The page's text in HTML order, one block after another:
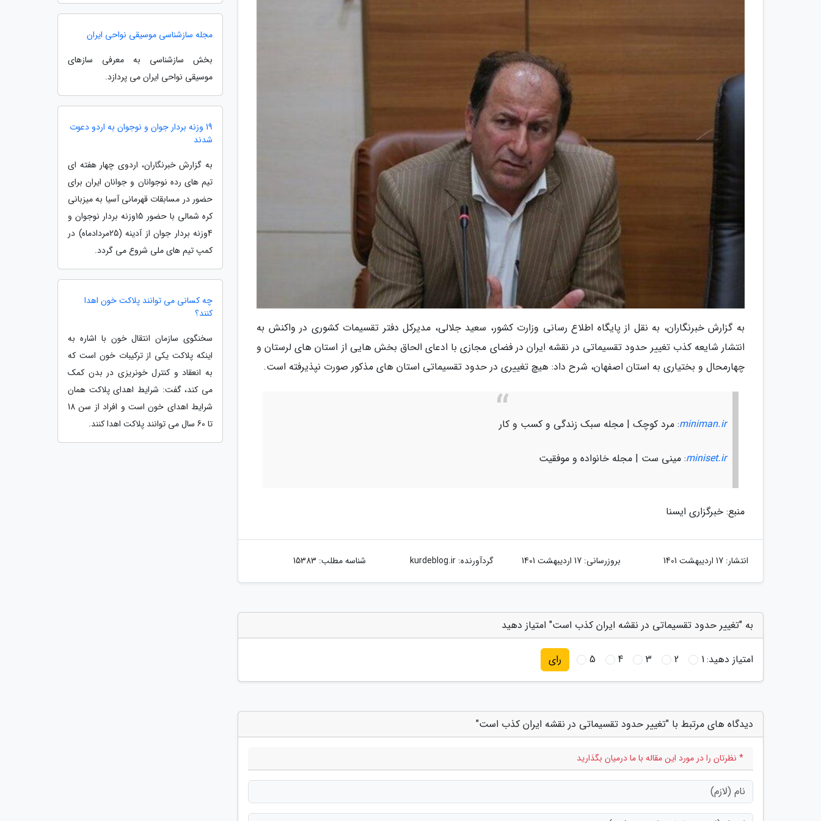
به گزارش خبرنگاران، به نقل از پایگاه اطلاع رسانی وزارت کشور، سعید جلالی، مدیرکل دفتر تقسیمات کشوری در واکنش به
انتشار شایعه کذب تغییر حدود تقسیماتی در نقشه ایران در فضای مجازی با ادعای الحاق بخش هایی از استان های لرستان و
چهارمحال و بختیاری به استان اصفهان، شرح داد: هیچ تغییری در حدود تقسیماتی استان های مذکور صورت نپذیرفته است.
miniman.ir: مرد کوچک | مجله سبک زندگی و کسب و کار
miniset.ir: مینی ست | مجله خانواده و موفقیت
منبع: خبرگزاری ایسنا
انتشار: 17 اردیبهشت 1401 بروزرسانی: 17 اردیبهشت 1401 گردآورنده:kurdeblog.ir شناسه مطلب: 15383
به "تغییر حدود تقسیماتی در نقشه ایران کذب است" امتیاز دهید
امتیاز دهید:1
2
3
4
5 رای
دیدگاه های مرتبط با "تغییر حدود تقسیماتی در نقشه ایران کذب است"
* نظرتان را در مورد این مقاله با ما درمیان بگذارید
مجله سازشناسی موسیقی نواحی ایران
بخش سازشناسی به معرفی سازهای
موسیقی نواحی ایران می پردازد.
19 وزنه بردار جوان و نوجوان به اردو دعوت
شدند
به گزارش خبرنگاران، اردوی چهار هفته ای
تیم های رده نوجوانان و جوانان ایران برای
حضور در مسابقات قهرمانی آسیا به میزبانی
کره شمالی با حضور 15وزنه بردار نوجوان و
4وزنه بردار جوان از آدینه (25مردادماه) در
کمپ تیم های ملی شروع می گردد.
چه کسانی می توانند پلاکت خون اهدا
کنند؟
سخنگوی سازمان انتقال خون با اشاره به
اینکه پلاکت یکی از ترکیبات خون است که
به انعقاد و کنترل خونریزی در بدن کمک
می کند، گفت: شرایط اهدای پلاکت همان
شرایط اهدای خون است و افراد از سن 18
تا 60 سال می توانند پلاکت اهدا کنند.